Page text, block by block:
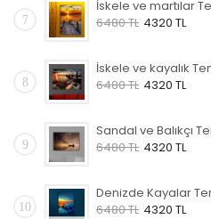
7
6480 TL 4320 TL
8
6480 TL 4320 TL
9
6480 TL 4320 TL
10
6480 TL 4320 TL